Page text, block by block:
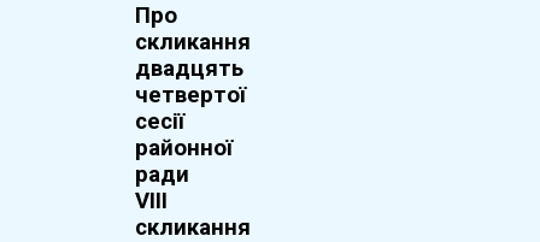
Про
скликання
двадцять
четвертої
сесії
районної
ради
VIІI
скликання